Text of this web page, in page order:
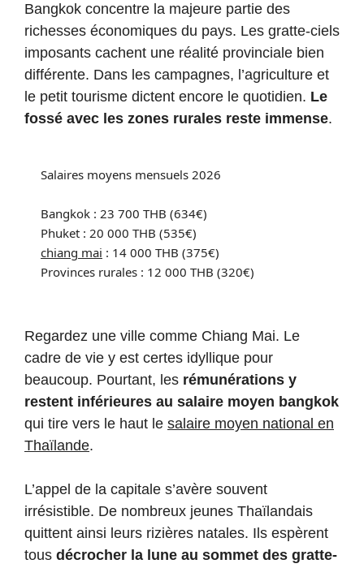
Bangkok concentre la majeure partie des
richesses économiques du pays. Les gratte-ciels
imposants cachent une réalité provinciale bien
différente. Dans les campagnes, l’agriculture et
le petit tourisme dictent encore le quotidien. Le
fossé avec les zones rurales reste immense.
Salaires moyens mensuels 2026
Bangkok : 23 700 THB (634€)
Phuket : 20 000 THB (535€)
chiang mai : 14 000 THB (375€)
Provinces rurales : 12 000 THB (320€)
Regardez une ville comme Chiang Mai. Le
cadre de vie y est certes idyllique pour
beaucoup. Pourtant, les rémunérations y
restent inférieures au salaire moyen bangkok
qui tire vers le haut le salaire moyen national en
Thaïlande.
L’appel de la capitale s’avère souvent
irrésistible. De nombreux jeunes Thaïlandais
quittent ainsi leurs rizières natales. Ils espèrent
tous décrocher la lune au sommet des gratte-